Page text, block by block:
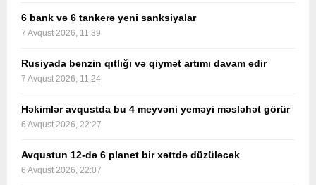
6 bank və 6 tankerə yeni sanksiyalar
7 Avqust 2026, 11:39
Rusiyada benzin qıtlığı və qiymət artımı davam edir
7 Avqust 2026, 11:24
Həkimlər avqustda bu 4 meyvəni yeməyi məsləhət görür
6 Avqust 2026, 22:27
Avqustun 12-də 6 planet bir xəttdə düzüləcək
6 Avqust 2026, 22:07